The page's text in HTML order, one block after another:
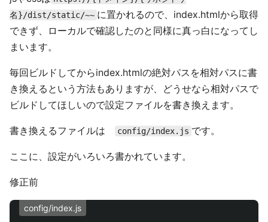
名}/dist/static/~~ に置かれるので、index.htmlから取得
できず、ローカルで確認したのと同様に真っ白になってし
まいます。
毎回ビルドしてからindex.htmlの絶対パスを相対パスに書
き換えるという方法もありますが、どうせなら相対パスで
ビルドしてほしいので設定ファイルを書き換えます。
書き換えるファイルは config/index.js です。
ここに、設定がいろいろ書かれています。
修正前
config/index.js